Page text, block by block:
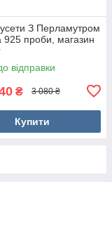
З Перламутром
925 проби, магазин
відправки
₴ 3 080 ₴
Купити